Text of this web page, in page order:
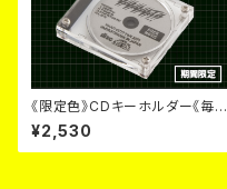
《限定色》CDキーホルダー《毎月
６日~９日のみ販売》
¥2,530